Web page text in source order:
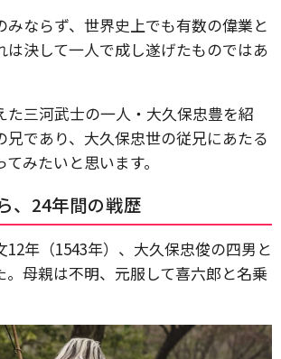
みならず、世界史上でも有数の偉業と
は決して一人で成し遂げたものではあ
た三河武士の一人・大久保忠豊を紹
兄であり、大久保忠世の従兄にあたる
みたいと思います。
、24年間の戦歴
12年（1543年）、大久保忠俊の四男と
。母親は不明、元服して喜六郎と名乗